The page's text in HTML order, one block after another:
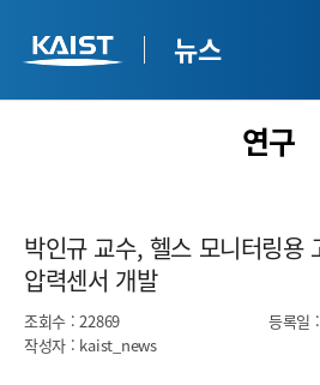
뉴스
연구
박인규 교수, 헬스 모니터링용
압력센서 개발​
조회수 : 22869 등록일
작성자 : kaist_news